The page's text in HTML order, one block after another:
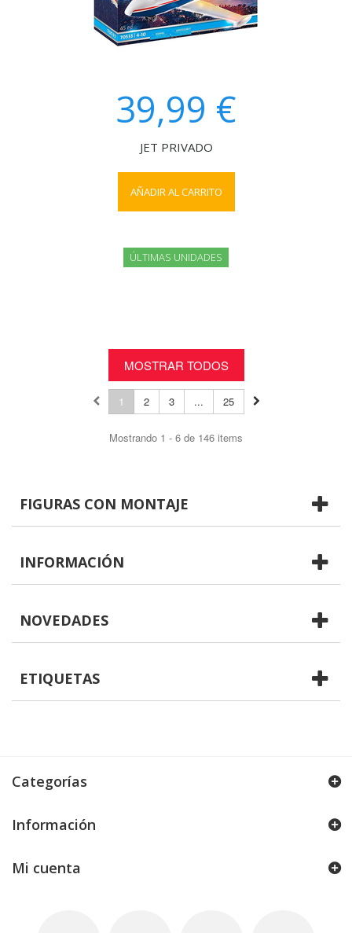
39,99 €
JET PRIVADO
AÑADIR AL CARRITO
ÚLTIMAS UNIDADES
MOSTRAR TODOS
1 2 3 ... 25
Mostrando 1 - 6 de 146 items
FIGURAS CON MONTAJE
INFORMACIÓN
NOVEDADES
ETIQUETAS
Categorías
Información
Mi cuenta